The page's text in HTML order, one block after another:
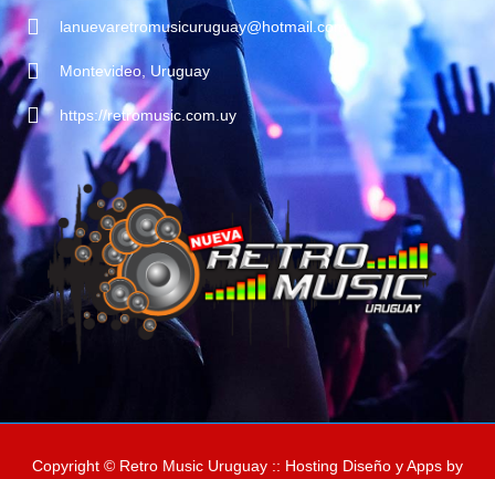
lanuevaretromusicuruguay@hotmail.com
Montevideo, Uruguay
https://retromusic.com.uy
Copyright © Retro Music Uruguay :: Hosting Diseño y Apps by